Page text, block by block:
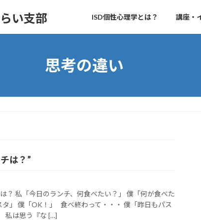
らい支部 ISD個性心理学とは？ 講座・
思考の違い
は？”
？ 私「今日のランチ、何食べたい？」 僕「何が食べた
タ」 僕「OK！」 食べ終わって・・・ 僕「昨日もパス
私は思う『な […]